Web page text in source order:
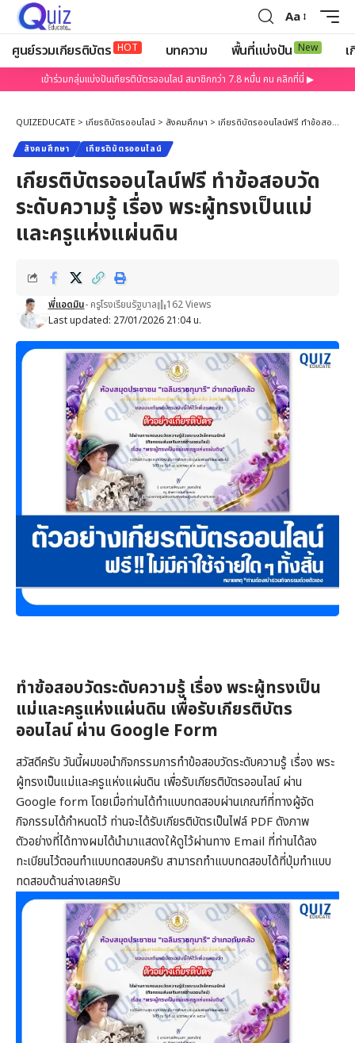
Aa
ศูนย์รวมเกียรติบัตร HOT บทความ พื้นที่แบ่งปัน New
เข้าร่วมกลุ่มแบ่งปันเกียรติบัตรออนไลน์ สมาชิกกว่า 7.8 หมื่น คน คลิกที่นี่ ▶
QUIZEDUCATE > เกียรติบัตรออนไลน์ > สังคมศึกษา > เกียรติบัตรออนไลน์ฟรี ทำข้อสอบวัดระดับความรู้ เรื่อง พระผู้ทรงเป็นแม่และครูแห่งแผ่นดิน
สังคมศึกษา เกียรติบัตรออนไลน์
เกียรติบัตรออนไลน์ฟรี ทำข้อสอบวัด
ระดับความรู้ เรื่อง พระผู้ทรงเป็นแม่
และครูแห่งแผ่นดิน
Last updated: 27/01/2026 21:04 น.
พี่แอดมิน- ครูโรงเรียนรัฐบาล 162 Views
ทำข้อสอบวัดระดับความรู้ เรื่อง พระผู้ทรงเป็น
แม่และครูแห่งแผ่นดิน เพื่อรับเกียรติบัตร
ออนไลน์ ผ่าน Google Form
สวัสดีครับ วันนี้ผมขอนำกิจกรรมการทำข้อสอบวัดระดับความรู้ เรื่อง พระ
ผู้ทรงเป็นแม่และครูแห่งแผ่นดิน เพื่อรับเกียรติบัตรออนไลน์ ผ่าน
Google form โดยเมื่อท่านได้ทำแบบทดสอบผ่านเกณฑ์ที่ทางผู้จัด
กิจกรรมได้กำหนดไว้ ท่านจะได้รับเกียรติบัตรเป็นไฟล์ PDF ดังภาพ
ตัวอย่างที่ได้ทางผมได้นำมาแสดงให้ดูไว้ผ่านทาง Email ที่ท่านได้ลง
ทะเบียนไว้ตอนทำแบบทดสอบครับ สามารถทำแบบทดสอบได้ที่ปุ่มทำแบบ
ทดสอบด้านล่างเลยครับ